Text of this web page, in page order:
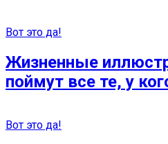
Вот это да!
Жизненные
поймут все те, у
Вот это да!